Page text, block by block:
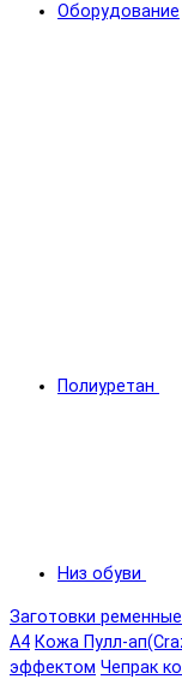
Оборудование
Полиуретан
Низ обуви
Заготовки
А4 Кожа Пулл-
эффектом Чепрак